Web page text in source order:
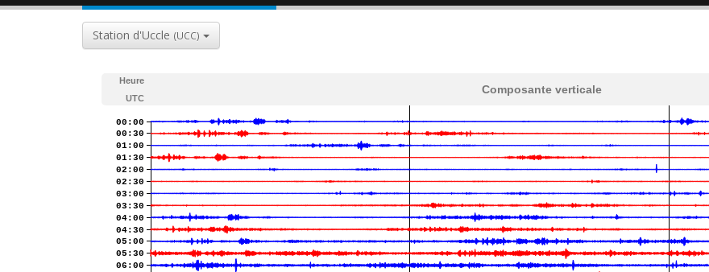
Station d'Uccle (UCC)
Heure
UTC
Composante verticale
00:00
00:30
01:00
01:30
02:00
02:30
03:00
03:30
04:00
04:30
05:00
05:30
06:00